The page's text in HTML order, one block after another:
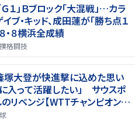
１」Ｂブロック「大混戦」…カラ
ブ・キッド、成田蓮が「勝ち点１
・８横浜全成績
格闘技
大登が快進撃に込めた思い
入って活躍したい」 サウスポ
リベンジ【WTTチャンピオンズ